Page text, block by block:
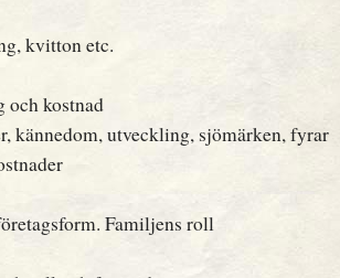
kvitton etc.
och kostnad
kännedom, utveckling, sjömärken, fyrar
Familjens roll